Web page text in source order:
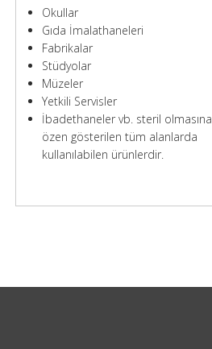
Okullar
Gıda İmalathaneleri
Fabrikalar
Stüdyolar
Müzeler
Yetkili Servisler
İbadethaneler vb. steril olmasına
özen gösterilen tüm alanlarda
kullanılabilen ürünlerdir.